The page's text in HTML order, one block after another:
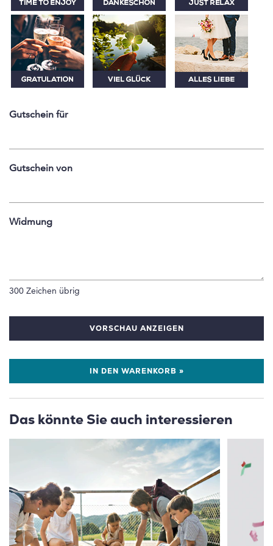
Gutschein für
Gutschein von
Widmung
300 Zeichen übrig
VORSCHAU ANZEIGEN
IN DEN WARENKORB »
Das könnte Sie auch interessieren